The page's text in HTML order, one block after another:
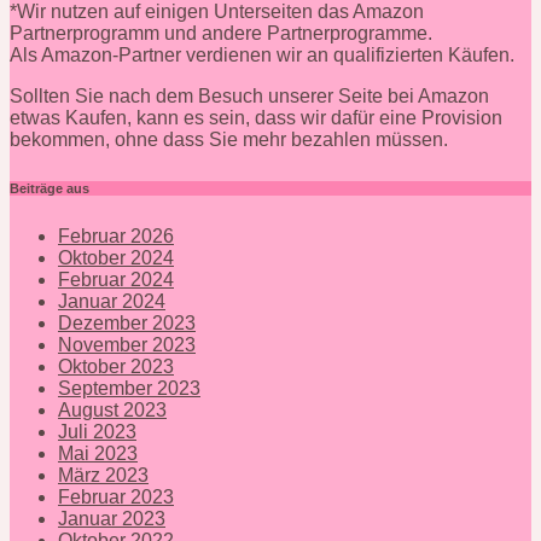
*Wir nutzen auf einigen Unterseiten das Amazon
Partnerprogramm und andere Partnerprogramme.
Als Amazon-Partner verdienen wir an qualifizierten Käufen.
Sollten Sie nach dem Besuch unserer Seite bei Amazon
etwas Kaufen, kann es sein, dass wir dafür eine Provision
bekommen, ohne dass Sie mehr bezahlen müssen.
Beiträge aus
Februar 2026
Oktober 2024
Februar 2024
Januar 2024
Dezember 2023
November 2023
Oktober 2023
September 2023
August 2023
Juli 2023
Mai 2023
März 2023
Februar 2023
Januar 2023